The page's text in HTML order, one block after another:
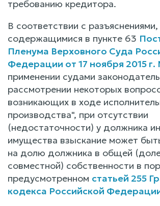
требованию кредитора.
В соответствии с разъяснениями,
содержащимися в пункте 63
Пленума Верховного Суда
Федерации от 17 ноября 2015 г.
применении судами
рассмотрении некоторых
возникающих в ходе
производства", при отсутствии
(недостаточности) у должника
имущества взыскание может
на долю должника в общей
совместной) собственности в
предусмотренном статьей 255
кодекса Российской